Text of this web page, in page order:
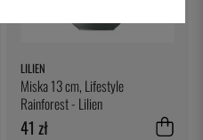
LILIEN
Miska 13 cm, Lifestyle
Rainforest - Lilien
41 zł